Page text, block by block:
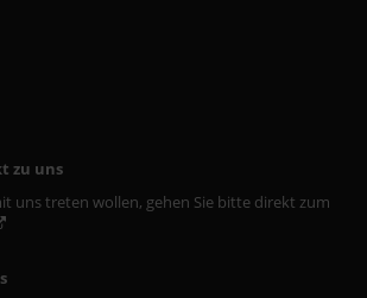
zu uns
uns treten wollen, gehen Sie bitte direkt zum